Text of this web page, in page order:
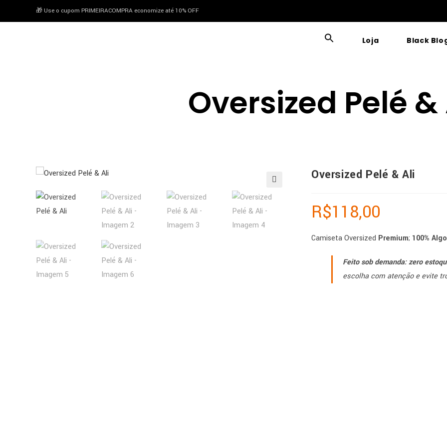
🎁 Use o cupom PRIMEIRACOMPRA economize até 10% OFF
Loja Black
Oversized Pelé &
🔍
Oversized Pelé & Ali
R$118,00
Camiseta Oversized Premium; 100%
Feito sob demanda: zero
escolha com atenção e evite